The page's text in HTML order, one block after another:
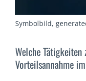
Symbolbild,
Welche Tätigkeiten
Vorteilsannahme